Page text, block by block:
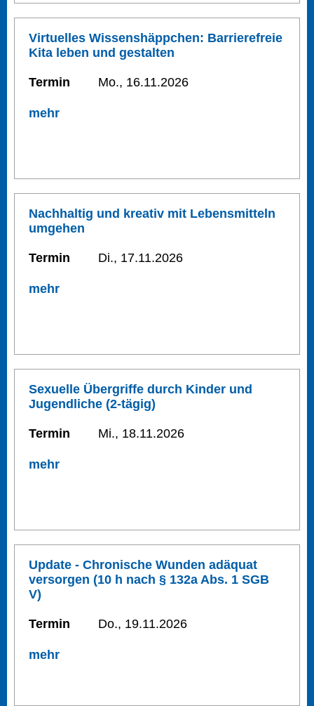
Virtuelles Wissenshäppchen: Barrierefreie
Kita leben und gestalten
Termin Mo., 16.11.2026
mehr
Nachhaltig und kreativ mit Lebensmitteln
umgehen
Termin Di., 17.11.2026
mehr
Sexuelle Übergriffe durch Kinder und
Jugendliche (2-tägig)
Termin Mi., 18.11.2026
mehr
Update - Chronische Wunden adäquat
versorgen (10 h nach § 132a Abs. 1 SGB
V)
Termin Do., 19.11.2026
mehr